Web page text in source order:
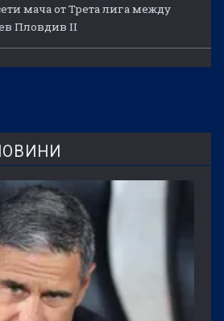
мача от Трета лига между
Пловдив II